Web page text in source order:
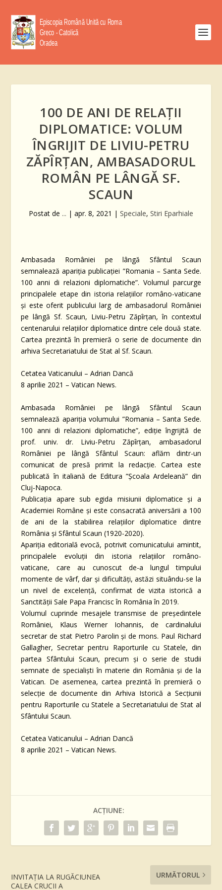
100 DE ANI DE RELAȚII
DIPLOMATICE: VOLUM
ÎNGRIJIT DE LIVIU-PETRU
ZĂPÎRȚAN, AMBASADORUL
ROMÂN PE LÂNGĂ SF.
SCAUN
Postat de ... | apr. 8, 2021 | Speciale, Stiri Eparhiale
Ambasada României pe lângă Sfântul Scaun
semnalează apariția publicației ”Romania – Santa Sede.
100 anni di relazioni diplomatiche”. Volumul parcurge
principalele etape din istoria relațiilor româno-vaticane
și este oferit publicului larg de ambasadorul României
pe lângă Sf. Scaun, Liviu-Petru Zăpîrțan, în contextul
centenarului relațiilor diplomatice dintre cele două state.
Cartea prezintă în premieră o serie de documente din
arhiva Secretariatului de Stat al Sf. Scaun.
Cetatea Vaticanului – Adrian Dancă
8 aprilie 2021 – Vatican News.
Ambasada României pe lângă Sfântul Scaun
semnalează apariția volumului ”Romania – Santa Sede.
100 anni di relazioni diplomatiche”, ediție îngrijită de
prof. univ. dr. Liviu-Petru Zăpîrțan, ambasadorul
României pe lângă Sfântul Scaun: aflăm dintr-un
comunicat de presă primit la redacție. Cartea este
publicată în italiană de Editura ”Școala Ardeleană” din
Cluj-Napoca.
Publicația apare sub egida misiunii diplomatice și a
Academiei Române și este consacrată aniversării a 100
de ani de la stabilirea relațiilor diplomatice dintre
România și Sfântul Scaun (1920-2020).
Apariția editorială evocă, potrivit comunicatului amintit,
principalele evoluții din istoria relațiilor româno-
vaticane, care au cunoscut de-a lungul timpului
momente de vârf, dar și dificultăți, astăzi situându-se la
un nivel de excelență, confirmat de vizita istorică a
Sanctității Sale Papa Francisc în România în 2019.
Volumul cuprinde mesajele transmise de președintele
României, Klaus Werner Iohannis, de cardinalului
secretar de stat Pietro Parolin și de mons. Paul Richard
Gallagher, Secretar pentru Raporturile cu Statele, din
partea Sfântului Scaun, precum și o serie de studii
semnate de specialiști în materie din România și de la
Vatican. De asemenea, cartea prezintă în premieră o
selecție de documente din Arhiva Istorică a Secțiunii
pentru Raporturile cu Statele a Secretariatului de Stat al
Sfântului Scaun.
Cetatea Vaticanului – Adrian Dancă
8 aprilie 2021 – Vatican News.
ACȚIUNE:
INVITAŢIA LA RUGĂCIUNEA
CALEA CRUCII A
URMĂTORUL